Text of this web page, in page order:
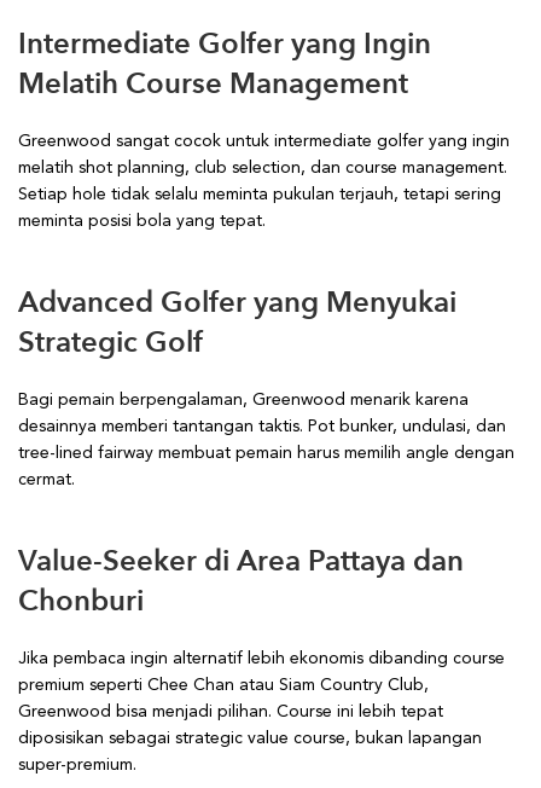
Intermediate Golfer yang Ingin
Melatih Course Management
Greenwood sangat cocok untuk intermediate golfer yang ingin
melatih shot planning, club selection, dan course management.
Setiap hole tidak selalu meminta pukulan terjauh, tetapi sering
meminta posisi bola yang tepat.
Advanced Golfer yang Menyukai
Strategic Golf
Bagi pemain berpengalaman, Greenwood menarik karena
desainnya memberi tantangan taktis. Pot bunker, undulasi, dan
tree-lined fairway membuat pemain harus memilih angle dengan
cermat.
Value-Seeker di Area Pattaya dan
Chonburi
Jika pembaca ingin alternatif lebih ekonomis dibanding course
premium seperti Chee Chan atau Siam Country Club,
Greenwood bisa menjadi pilihan. Course ini lebih tepat
diposisikan sebagai strategic value course, bukan lapangan
super-premium.